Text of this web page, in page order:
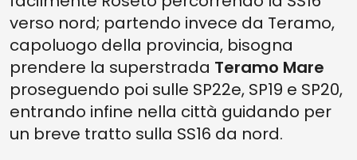
verso nord; partendo invece da Teramo,
capoluogo della provincia, bisogna
prendere la superstrada Teramo Mare
proseguendo poi sulle SP22e, SP19 e SP20,
entrando infine nella città guidando per
un breve tratto sulla SS16 da nord.